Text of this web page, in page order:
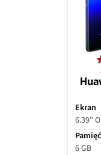
Ekran
6.39"
6 GB